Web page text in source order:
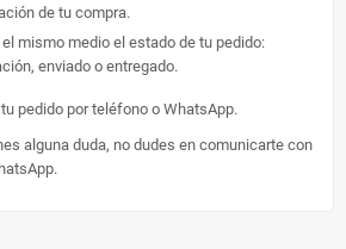
de tu compra.
mismo medio el estado de tu pedido:
enviado o entregado.
pedido por teléfono o WhatsApp.
alguna duda, no dudes en comunicarte con